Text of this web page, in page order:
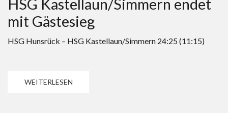
HSG Kastellaun/Simmern endet
mit Gästesieg
HSG Hunsrück – HSG Kastellaun/Simmern 24:25 (11:15)
WEITERLESEN